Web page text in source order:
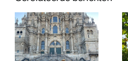
Dag 11: Padron –
O Milladuoro –